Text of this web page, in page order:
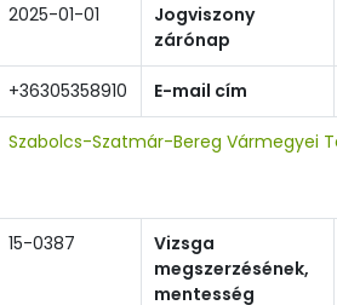
2025-01-01
Jogviszony
zárónap
+36305358910 E-mail cím
Szabolcs-Szatmár-Bereg Vármegyei
15-0387
Vizsga
megszerzésének,
mentesség